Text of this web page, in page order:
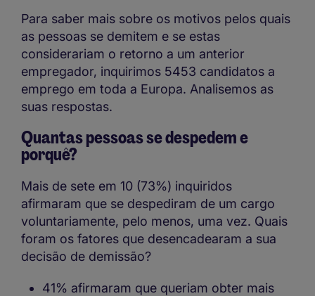
Para saber mais sobre os motivos pelos quais
as pessoas se demitem e se estas
considerariam o retorno a um anterior
empregador, inquirimos 5453 candidatos a
emprego em toda a Europa. Analisemos as
suas respostas.
Quantas pessoas se despedem e
porquê?
Mais de sete em 10 (73%) inquiridos
afirmaram que se despediram de um cargo
voluntariamente, pelo menos, uma vez. Quais
foram os fatores que desencadearam a sua
decisão de demissão?
41% afirmaram que queriam obter mais